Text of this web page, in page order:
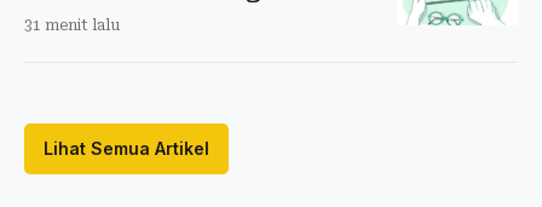
31 menit lalu
Lihat Semua Artikel